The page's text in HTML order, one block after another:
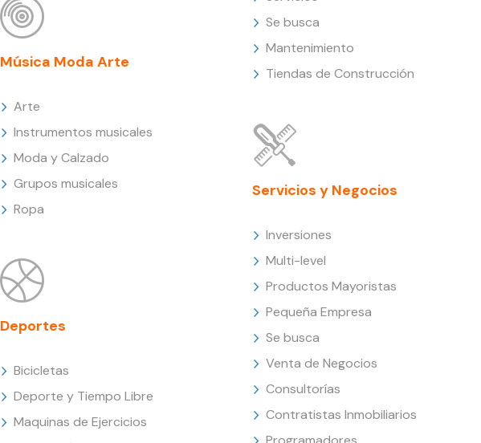
Música Moda Arte
Arte
Instrumentos musicales
Moda y Calzado
Grupos musicales
Ropa
Deportes
Bicicletas
Deporte y Tiempo Libre
Maquinas de Ejercicios
Se busca
Mantenimiento
Tiendas de Construcción
Servicios y Negocios
Inversiones
Multi-level
Productos Mayoristas
Pequeña Empresa
Se busca
Venta de Negocios
Consultorías
Contratistas Inmobiliarios